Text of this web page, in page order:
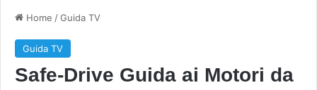
Home /Guida TV
Guida TV
Safe-Drive Guida ai Motori da